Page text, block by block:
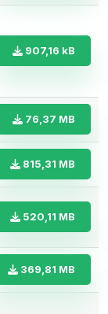
907,16 kB
76,37 MB
815,31 MB
520,11 MB
369,81 MB